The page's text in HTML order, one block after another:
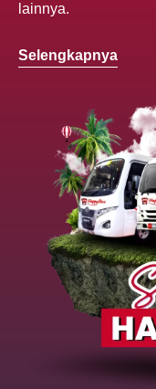
lainnya.
Selengkapnya